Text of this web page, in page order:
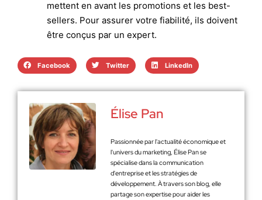
mettent en avant les promotions et les best-
sellers. Pour assurer votre fiabilité, ils doivent
être conçus par un expert.
Facebook Twitter LinkedIn
Élise Pan
Passionnée par l'actualité économique et
l'univers du marketing, Élise Pan se
spécialise dans la communication
d'entreprise et les stratégies de
développement. À travers son blog, elle
partage son expertise pour aider les